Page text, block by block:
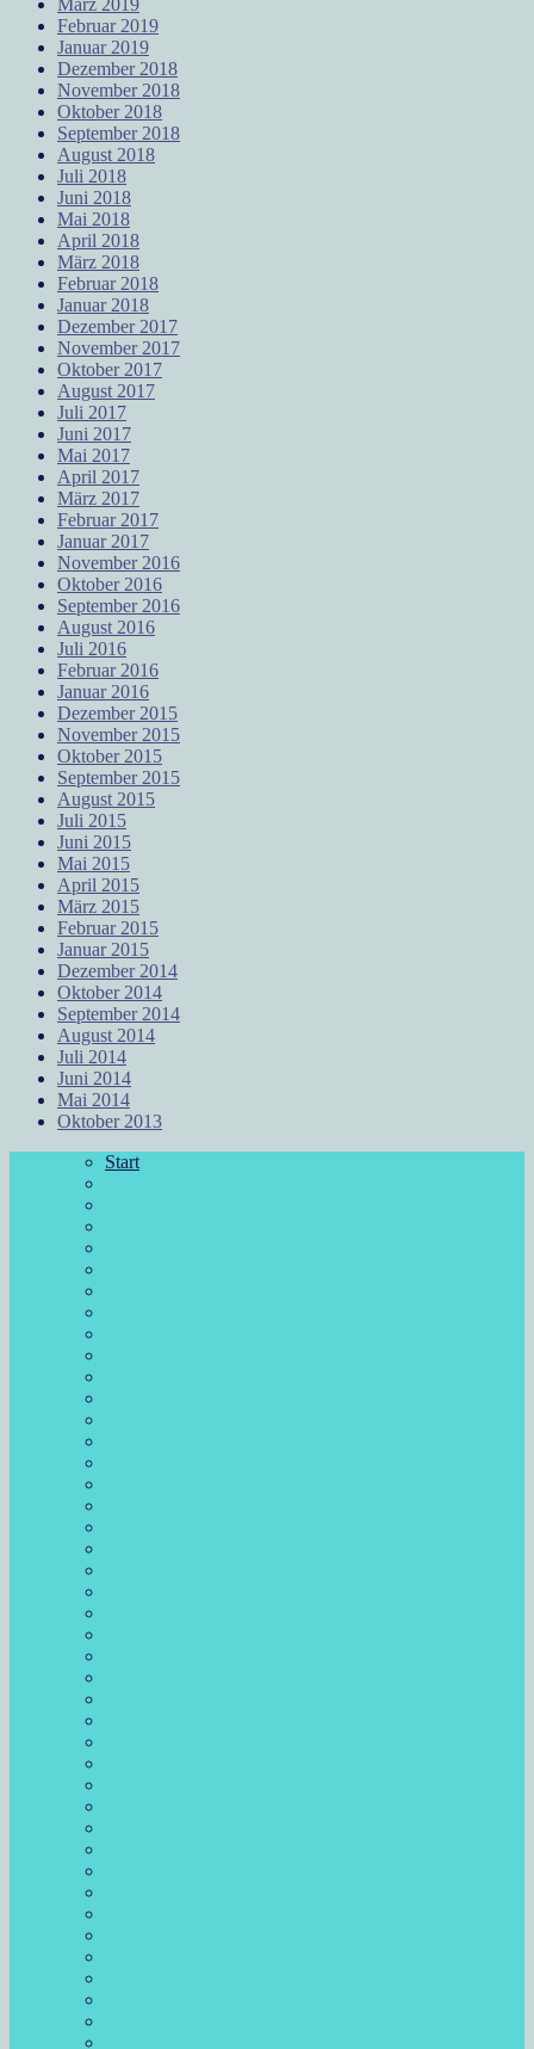
März 2019
Februar 2019
Januar 2019
Dezember 2018
November 2018
Oktober 2018
September 2018
August 2018
Juli 2018
Juni 2018
Mai 2018
April 2018
März 2018
Februar 2018
Januar 2018
Dezember 2017
November 2017
Oktober 2017
August 2017
Juli 2017
Juni 2017
Mai 2017
April 2017
März 2017
Februar 2017
Januar 2017
November 2016
Oktober 2016
September 2016
August 2016
Juli 2016
Februar 2016
Januar 2016
Dezember 2015
November 2015
Oktober 2015
September 2015
August 2015
Juli 2015
Juni 2015
Mai 2015
April 2015
März 2015
Februar 2015
Januar 2015
Dezember 2014
Oktober 2014
September 2014
August 2014
Juli 2014
Juni 2014
Mai 2014
Oktober 2013
Start